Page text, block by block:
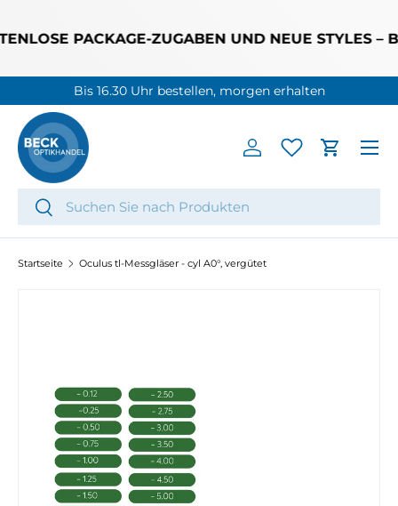
DIREKT ZUM INHALT
PACKAGE-ZUGABEN UND NEUE STYLES –
Bis 16.30 Uhr bestellen, morgen erhalten
Suchen
Suchen
Einloggen
Menü
Startseite Oculus tl-Messgläser - cyl A0°, vergütet